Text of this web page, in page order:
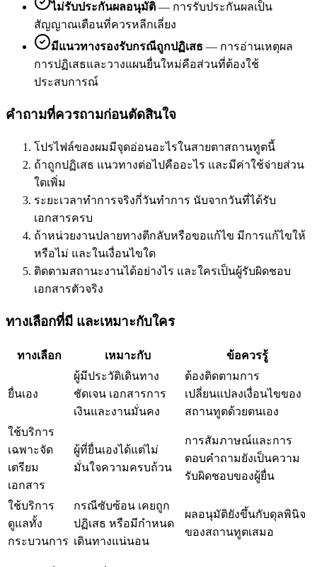
ไม่รับประกันผลอนุมัติ — การรับประกันผลเป็น
สัญญาณเตือนที่ควรหลีกเลี่ยง
มีแนวทางรองรับกรณีถูกปฏิเสธ — การอ่านเหตุผล
การปฏิเสธและวางแผนยื่นใหม่คือส่วนที่ต้องใช้
ประสบการณ์
คำถามที่ควรถามก่อนตัดสินใจ
โปรไฟล์ของผมมีจุดอ่อนอะไรในสายตาสถานทูตนี้
ถ้าถูกปฏิเสธ แนวทางต่อไปคืออะไร และมีค่าใช้จ่ายส่วน
ใดเพิ่ม
ระยะเวลาทำการจริงกี่วันทำการ นับจากวันที่ได้รับ
เอกสารครบ
ถ้าหน่วยงานปลายทางตีกลับหรือขอแก้ไข มีการแก้ไขให้
หรือไม่ และในเงื่อนไขใด
ติดตามสถานะงานได้อย่างไร และใครเป็นผู้รับผิดชอบ
เอกสารตัวจริง
ทางเลือกที่มี และเหมาะกับใคร
ทางเลือก เหมาะกับ ข้อควรรู้
ยื่นเอง
ผู้มีประวัติเดินทาง
ชัดเจน เอกสารการ
เงินและงานมั่นคง
ต้องติดตามการ
เปลี่ยนแปลงเงื่อนไขของ
สถานทูตด้วยตนเอง
ใช้บริการ
เฉพาะจัด
เตรียม
เอกสาร
ผู้ที่ยื่นเองได้แต่ไม่
มั่นใจความครบถ้วน
การสัมภาษณ์และการ
ตอบคำถามยังเป็นความ
รับผิดชอบของผู้ยื่น
ใช้บริการ
ดูแลทั้ง
กระบวนการ
กรณีซับซ้อน เคยถูก
ปฏิเสธ หรือมีกำหนด
เดินทางแน่นอน
ผลอนุมัติยังขึ้นกับดุลพินิจ
ของสถานทูตเสมอ